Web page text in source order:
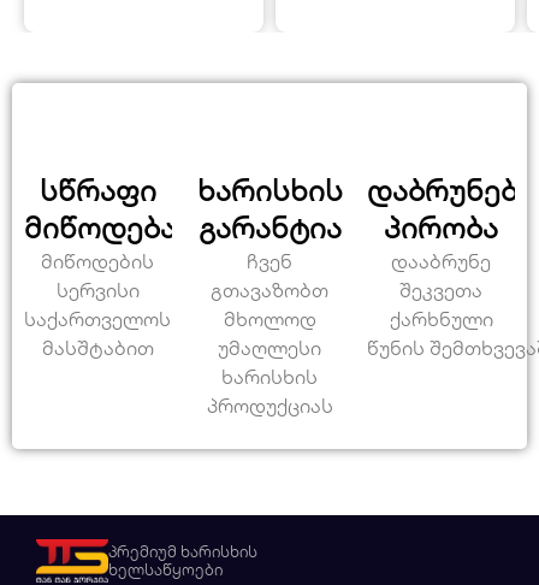
სწრაფი
მიწოდება
მიწოდების
სერვისი
საქართველოს
მასშტაბით
ხარისხის
გარანტია
ჩვენ
გთავაზობთ
მხოლოდ
უმაღლესი
ხარისხის
პროდუქციას
პირობა
დააბრუნე
შეკვეთა
ქარხნული
წუნის
პრემიუმ ხარისხის
ხელსაწყოები